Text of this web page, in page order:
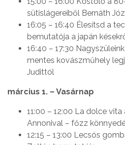
sütislágereiből Bernáth
16:05 – 16:40 Élesítsd a
bemutatója a japán
16:40 – 17:30
mentes kovászműhely
Judittól
március 1. – Vasárnap
11:00 – 12:00 La dolce
Annonival – főzz
12:15 – 13:00 Lecsós